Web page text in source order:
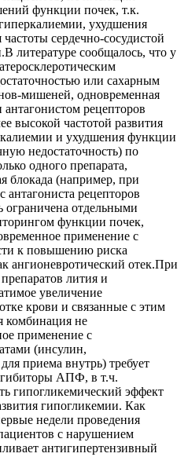
функции почек, т.к.
ухудшения
сердечно-сосудистой
литературе сообщалось, что у
или сахарным
мишеней, одновременная
рецепторов
высокой частотой развития
и ухудшения функции
недостаточность) по
одного препарата,
(например, при
рецепторов
ограничена отдельными
функции почек,
применение с
к повышению риска
ангионевротический отек.При
лития и
увеличение
крови и связанные с этим
комбинация не
применение с
(инсулин,
приема внутрь) требует
АПФ, в т.ч.
гипогликемический эффект
гипогликемии. Как
недели проведения
с нарушением
антигипертензивный